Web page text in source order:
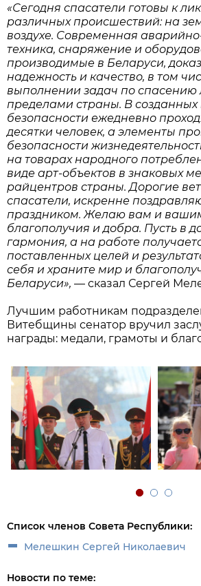
«Сегодня спасатели готовы к
различных происшествий: на
воздухе. Современная
техника, снаряжение и
производимые в Беларуси,
надежность и качество, в том
выполнении задач по спасению
пределами страны. В созданных
безопасности ежедневно
десятки человек, а элементы
безопасности
на товарах народного
виде арт-объектов в знаковых
райцентров страны. Дорогие
спасатели, искренне
праздником. Желаю вам и
благополучия и добра. Пусть в
гармония, а на работе
поставленных целей и
себя и храните мир и
Беларуси», — сказал Сергей
Лучшим работникам
Витебщины сенатор вручил
награды: медали, грамоты и
Список членов Совета Республики:
Мелешкин Сергей Николаевич
Новости по теме: